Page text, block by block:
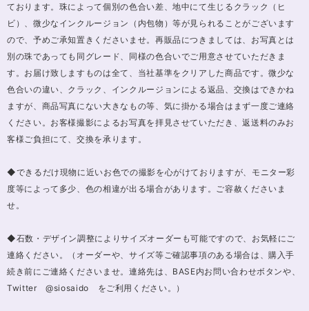
ております。珠によって個別の色合い差、地中にて生じるクラック（ヒ
ビ）、微少なインクルージョン（内包物）等が見られることがございます
ので、予めご承知置きくださいませ。再販品につきましては、お写真とは
別の珠であっても同グレード、同様の色合いでご用意させていただきま
す。お届け致しますものは全て、当社基準をクリアした商品です。微少な
色合いの違い、クラック、インクルージョンによる返品、交換はできかね
ますが、商品写真にない大きなもの等、気に掛かる場合はまず一度ご連絡
ください。お客様撮影によるお写真を拝見させていただき、返送料のみお
客様ご負担にて、交換を承ります。
◆できるだけ現物に近いお色での撮影を心がけておりますが、モニター彩
度等によって多少、色の相違が出る場合があります。ご容赦くださいま
せ。
◆石数・デザイン調整によりサイズオーダーも可能ですので、お気軽にご
連絡ください。（オーダーや、サイズ等ご確認事項のある場合は、購入手
続き前にご連絡くださいませ。連絡先は、BASE内お問い合わせボタンや、
Twitter @siosaido をご利用ください。）